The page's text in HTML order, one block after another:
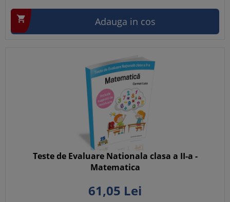
 Adauga in cos
Teste de Evaluare Nationala clasa a II-a -
Matematica
61,05 Lei